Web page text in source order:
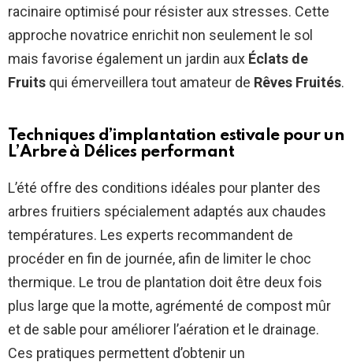
racinaire optimisé pour résister aux stresses. Cette
approche novatrice enrichit non seulement le sol
mais favorise également un jardin aux Éclats de
Fruits qui émerveillera tout amateur de Rêves Fruités.
Techniques d’implantation estivale pour un
L’Arbre à Délices performant
L’été offre des conditions idéales pour planter des
arbres fruitiers spécialement adaptés aux chaudes
températures. Les experts recommandent de
procéder en fin de journée, afin de limiter le choc
thermique. Le trou de plantation doit être deux fois
plus large que la motte, agrémenté de compost mûr
et de sable pour améliorer l’aération et le drainage.
Ces pratiques permettent d’obtenir un